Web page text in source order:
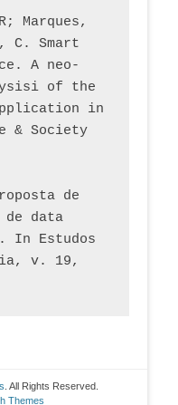
Marques,
C. Smart
A neo-
of the
in
& Society
de
data
In Estudos
v. 19,
. All Rights Reserved.
Themes